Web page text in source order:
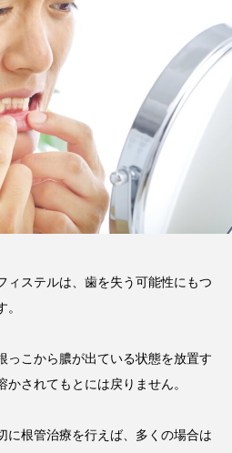
ィステルは、歯を失う可能性にもつ
っこから膿が出ている状態を放置す
されてもとには戻りません。
に根管治療を行えば、多くの場合は